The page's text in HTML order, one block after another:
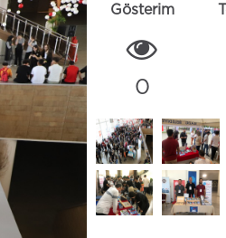
Gösterim
0